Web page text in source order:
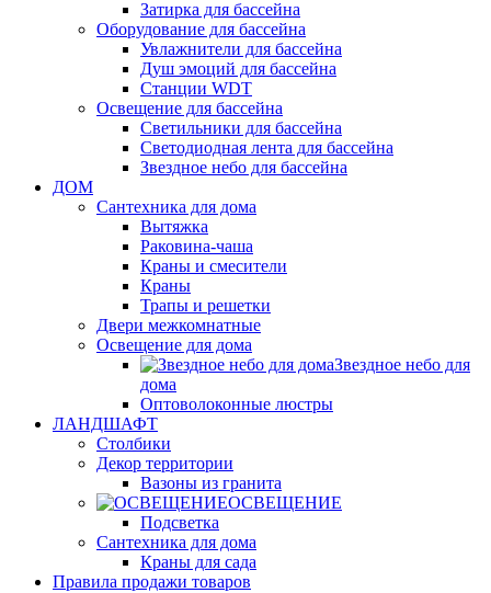
Затирка для бассейна
Оборудование для бассейна
Увлажнители для бассейна
Душ эмоций для бассейна
Станции WDT
Освещение для бассейна
Светильники для бассейна
Светодиодная лента для бассейна
Звездное небо для бассейна
ДОМ
Сантехника для дома
Вытяжка
Раковина-чаша
Краны и смесители
Краны
Трапы и решетки
Двери межкомнатные
Освещение для дома
Звездное небо для
дома
Оптоволоконные люстры
ЛАНДШАФТ
Столбики
Декор территории
Вазоны из гранита
ОСВЕЩЕНИЕ
Подсветка
Сантехника для дома
Краны для сада
Правила продажи товаров